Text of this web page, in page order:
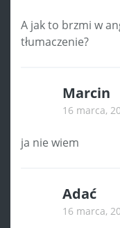
A jak to brzmi w
tłumaczenie?
Marcin
16 marca,
ja nie wiem
Adać
16 marca,